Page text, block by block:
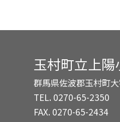
玉村町立上陽
群馬県佐波郡玉村町
TEL. 0270-65-2350
FAX. 0270-65-2434